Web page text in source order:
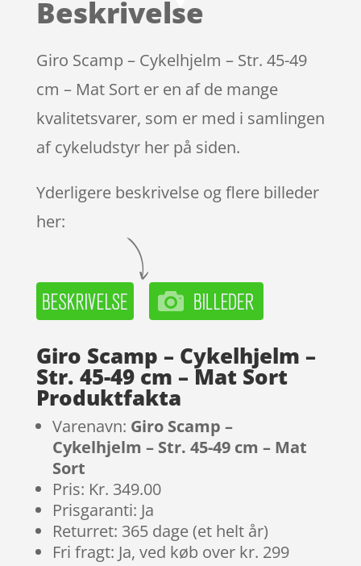
på
mmelser
Beskrivelse
Giro Scamp – Cykelhjelm – Str. 45-49
cm – Mat Sort er en af de mange
kvalitetsvarer, som er med i samlingen
af cykeludstyr her på siden.
Yderligere beskrivelse og flere billeder
her:
Giro Scamp – Cykelhjelm –
Str. 45-49 cm – Mat Sort
Produktfakta
Varenavn: Giro Scamp –
Cykelhjelm – Str. 45-49 cm – Mat
Sort
Pris: Kr. 349.00
Prisgaranti: Ja
Returret: 365 dage (et helt år)
Fri fragt: Ja, ved køb over kr. 299